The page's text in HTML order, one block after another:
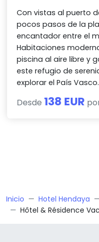
Con vistas al puerto
pocos pasos de la
encantador entre el
Habitaciones
piscina al aire libre y
este refugio de
explorar el País Vasco.
Desde 138 EUR
Inicio Hotel Hendaya
Hôtel & Résidence